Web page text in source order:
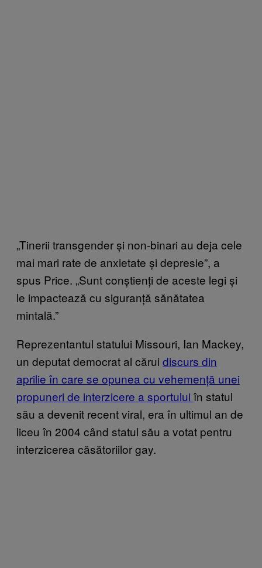
„Tinerii transgender și non-binari au deja cele
mai mari rate de anxietate și depresie”, a
spus Price. „Sunt conștienți de aceste legi și
le impactează cu siguranță sănătatea
mintală.”
Reprezentantul statului Missouri, Ian Mackey,
un deputat democrat al cărui discurs din
aprilie în care se opunea cu vehemență unei
propuneri de interzicere a sportului în statul
său a devenit recent viral, era în ultimul an de
liceu în 2004 când statul său a votat pentru
interzicerea căsătoriilor gay.